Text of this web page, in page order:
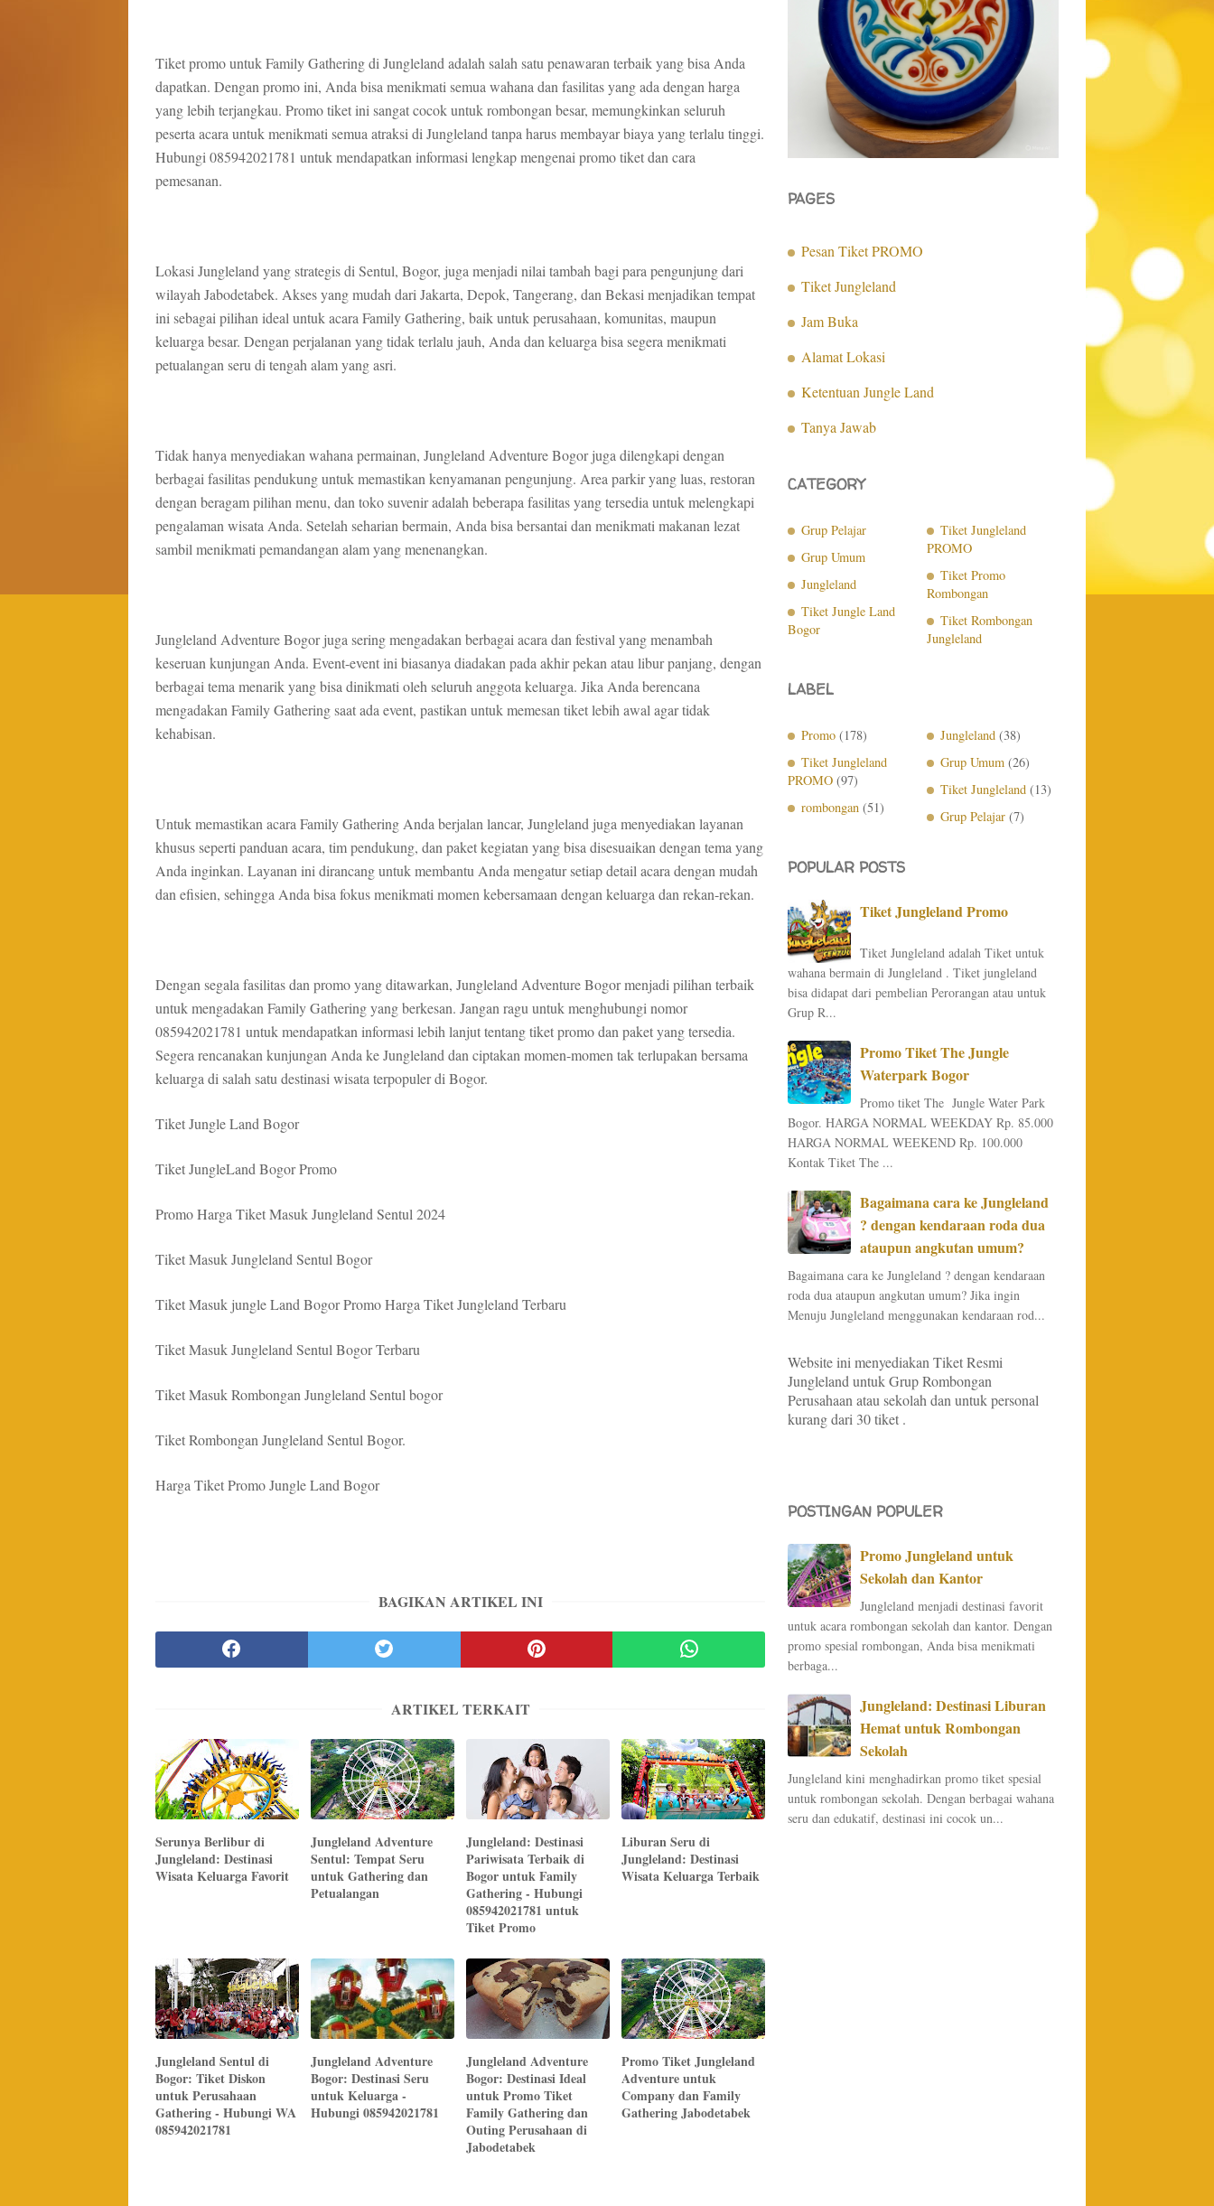
Tiket promo untuk Family Gathering di Jungleland adalah salah satu penawaran terbaik yang bisa Anda
dapatkan. Dengan promo ini, Anda bisa menikmati semua wahana dan fasilitas yang ada dengan harga
yang lebih terjangkau. Promo tiket ini sangat cocok untuk rombongan besar, memungkinkan seluruh
peserta acara untuk menikmati semua atraksi di Jungleland tanpa harus membayar biaya yang terlalu tinggi.
Hubungi 085942021781 untuk mendapatkan informasi lengkap mengenai promo tiket dan cara
pemesanan.
Lokasi Jungleland yang strategis di Sentul, Bogor, juga menjadi nilai tambah bagi para pengunjung dari
wilayah Jabodetabek. Akses yang mudah dari Jakarta, Depok, Tangerang, dan Bekasi menjadikan tempat
ini sebagai pilihan ideal untuk acara Family Gathering, baik untuk perusahaan, komunitas, maupun
keluarga besar. Dengan perjalanan yang tidak terlalu jauh, Anda dan keluarga bisa segera menikmati
petualangan seru di tengah alam yang asri.
Tidak hanya menyediakan wahana permainan, Jungleland Adventure Bogor juga dilengkapi dengan
berbagai fasilitas pendukung untuk memastikan kenyamanan pengunjung. Area parkir yang luas, restoran
dengan beragam pilihan menu, dan toko suvenir adalah beberapa fasilitas yang tersedia untuk melengkapi
pengalaman wisata Anda. Setelah seharian bermain, Anda bisa bersantai dan menikmati makanan lezat
sambil menikmati pemandangan alam yang menenangkan.
Jungleland Adventure Bogor juga sering mengadakan berbagai acara dan festival yang menambah
keseruan kunjungan Anda. Event-event ini biasanya diadakan pada akhir pekan atau libur panjang, dengan
berbagai tema menarik yang bisa dinikmati oleh seluruh anggota keluarga. Jika Anda berencana
mengadakan Family Gathering saat ada event, pastikan untuk memesan tiket lebih awal agar tidak
kehabisan.
Untuk memastikan acara Family Gathering Anda berjalan lancar, Jungleland juga menyediakan layanan
khusus seperti panduan acara, tim pendukung, dan paket kegiatan yang bisa disesuaikan dengan tema yang
Anda inginkan. Layanan ini dirancang untuk membantu Anda mengatur setiap detail acara dengan mudah
dan efisien, sehingga Anda bisa fokus menikmati momen kebersamaan dengan keluarga dan rekan-rekan.
Dengan segala fasilitas dan promo yang ditawarkan, Jungleland Adventure Bogor menjadi pilihan terbaik
untuk mengadakan Family Gathering yang berkesan. Jangan ragu untuk menghubungi nomor
085942021781 untuk mendapatkan informasi lebih lanjut tentang tiket promo dan paket yang tersedia.
Segera rencanakan kunjungan Anda ke Jungleland dan ciptakan momen-momen tak terlupakan bersama
keluarga di salah satu destinasi wisata terpopuler di Bogor.
Tiket Jungle Land Bogor
Tiket JungleLand Bogor Promo
Promo Harga Tiket Masuk Jungleland Sentul 2024
Tiket Masuk Jungleland Sentul Bogor
Tiket Masuk jungle Land Bogor Promo Harga Tiket Jungleland Terbaru
Tiket Masuk Jungleland Sentul Bogor Terbaru
Tiket Masuk Rombongan Jungleland Sentul bogor
Tiket Rombongan Jungleland Sentul Bogor.
Harga Tiket Promo Jungle Land Bogor
BAGIKAN ARTIKEL INI
ARTIKEL TERKAIT
Serunya Berlibur di
Jungleland: Destinasi
Wisata Keluarga Favorit
Jungleland Adventure
Sentul: Tempat Seru
untuk Gathering dan
Petualangan
Jungleland: Destinasi
Pariwisata Terbaik di
Bogor untuk Family
Gathering - Hubungi
085942021781 untuk
Tiket Promo
Liburan Seru di
Jungleland: Destinasi
Wisata Keluarga Terbaik
Jungleland Sentul di
Bogor: Tiket Diskon
untuk Perusahaan
Gathering - Hubungi WA
085942021781
Jungleland Adventure
Bogor: Destinasi Seru
untuk Keluarga -
Hubungi 085942021781
Jungleland Adventure
Bogor: Destinasi Ideal
untuk Promo Tiket
Family Gathering dan
Outing Perusahaan di
Jabodetabek
Promo Tiket Jungleland
Adventure untuk
Company dan Family
Gathering Jabodetabek
PAGES
Pesan Tiket PROMO
Tiket Jungleland
Jam Buka
Alamat Lokasi
Ketentuan Jungle Land
Tanya Jawab
CATEGORY
Grup Pelajar
Grup Umum
Jungleland
Tiket Jungle Land
Bogor
Tiket Jungleland
PROMO
Tiket Promo
Rombongan
Tiket Rombongan
Jungleland
LABEL
Promo (178)
Tiket Jungleland
PROMO (97)
rombongan (51)
Jungleland (38)
Grup Umum (26)
Tiket Jungleland (13)
Grup Pelajar (7)
POPULAR POSTS
Tiket Jungleland Promo
Tiket Jungleland adalah Tiket untuk
wahana bermain di Jungleland . Tiket jungleland
bisa didapat dari pembelian Perorangan atau untuk
Grup R...
Promo Tiket The Jungle
Waterpark Bogor
Promo tiket The Jungle Water Park
Bogor. HARGA NORMAL WEEKDAY Rp. 85.000
HARGA NORMAL WEEKEND Rp. 100.000
Kontak Tiket The ...
Bagaimana cara ke Jungleland
? dengan kendaraan roda dua
ataupun angkutan umum?
Bagaimana cara ke Jungleland ? dengan kendaraan
roda dua ataupun angkutan umum? Jika ingin
Menuju Jungleland menggunakan kendaraan rod...
Website ini menyediakan Tiket Resmi
Jungleland untuk Grup Rombongan
Perusahaan atau sekolah dan untuk personal
kurang dari 30 tiket .
POSTINGAN POPULER
Promo Jungleland untuk
Sekolah dan Kantor
Jungleland menjadi destinasi favorit
untuk acara rombongan sekolah dan kantor. Dengan
promo spesial rombongan, Anda bisa menikmati
berbaga...
Jungleland: Destinasi Liburan
Hemat untuk Rombongan
Sekolah
Jungleland kini menghadirkan promo tiket spesial
untuk rombongan sekolah. Dengan berbagai wahana
seru dan edukatif, destinasi ini cocok un...